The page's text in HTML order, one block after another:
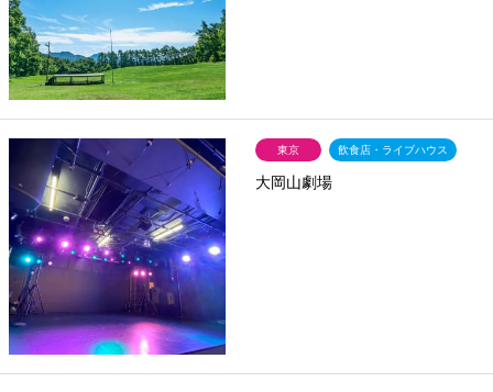
東京 飲食店・ライブハウス
大岡山劇場